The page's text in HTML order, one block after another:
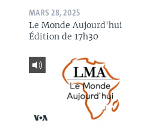
MARS 28, 2025
Le Monde Aujourd'hui
Édition de 17h30